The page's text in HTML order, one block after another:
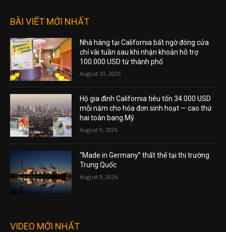
BÀI VIẾT MỚI NHẤT
Nhà hàng tại California bất ngờ đóng cửa
chỉ vài tuần sau khi nhận khoản hỗ trợ
100.000 USD từ thành phố
August 10, 2026
Hộ gia đình California tiêu tốn 34.000 USD
mỗi năm cho hóa đơn sinh hoạt — cao thứ
hai toàn bang Mỹ
August 9, 2026
“Made in Germany” thất thế tại thị trường
Trung Quốc
August 9, 2026
VIDEO MỚI NHẤT